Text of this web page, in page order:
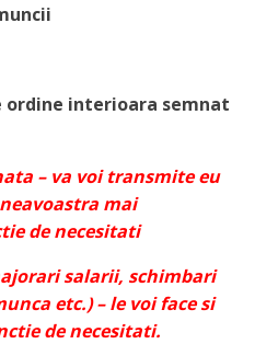
ordine interioara semnat
– va voi transmite eu
mai
de necesitati
salarii, schimbari
etc.) – le voi face si
de necesitati.